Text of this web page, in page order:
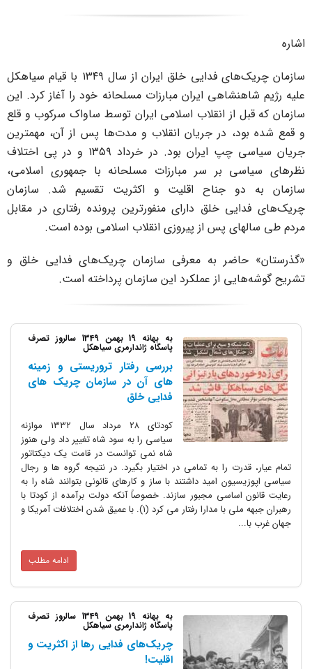
سازمان چریک‌های فدایی خلق ایران از سال ۱۳۴۹ با قیام سیاهکل
رژیم شاهنشاهی ایران مبارزات مسلحانه خود را آغاز کرد. این
که قبل از انقلاب اسلامی ایران توسط ساواک سرکوب و قلع
قمع شده بود، در جریان انقلاب و مدت‌ها پس از آن، مهمترین
جریان سیاسی چپ ایران بود. در خرداد ۱۳۵۹ و در پی اختلاف
سیاسی بر سر مبارزات مسلحانه با جمهوری اسلامی،
به دو جناح اقلیت و اکثریت تقسیم شد. سازمان
فدایی خلق دارای منفورترین پرونده رفتاری در مقابل
طی سالهای پس از پیروزی انقلاب اسلامی بوده است.
حاضر به معرفی سازمان چریک‌های فدایی خلق و
گوشه‌هایی از عملکرد این سازمان پرداخته است.
به بهانه 19 بهمن 1349 سالروز تصرف
پاسگاه ژاندارمری سیاهکل
بررسی رفتار تروریستی و زمینه
های آن در سازمان چریک های
فدایی خلق
کودتای ۲۸ مرداد سال ۱۳۳۲ موازنه
سیاسی را به سود شاه تغییر داد ولی هنوز
شاه نمی توانست در قامت یک دیکتاتور
تمام عیار، قدرت را به تمامی در اختیار بگیرد. در نتیجه گروه ها و رجال
سیاسی اپوزیسیون امید داشتند با ساز و کارهای قانونی بتوانند شاه را به
رعایت قانون اساسی مجبور سازند. خصوصاً آنکه دولت برآمده از کودتا با
رهبران جبهه ملی با مدارا رفتار می کرد (۱). با عمیق شدن اختلافات آمریکا و
جهان غرب با...
ادامه مطلب
به بهانه 19 بهمن 1349 سالروز تصرف
پاسگاه ژاندارمری سیاهکل
چریک‌های فدایی رها از اکثریت و
اقلیت!